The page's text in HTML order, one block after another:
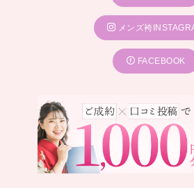
メンズ袴
FACEBOOK